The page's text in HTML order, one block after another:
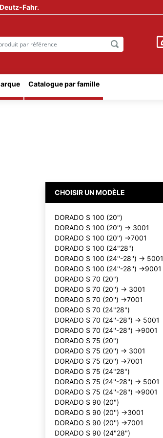
Fahr.
Catalogue par famille
CHOISIR UN MODÈLE
DORADO S 100 (20")
DORADO S 100 (20'') -> 3001
DORADO S 100 (20'') ->7001
DORADO S 100 (24"28")
DORADO S 100 (24''-28'') -> 5001
DORADO S 100 (24''-28'') ->9001
DORADO S 70 (20")
DORADO S 70 (20'') -> 3001
DORADO S 70 (20'') ->7001
DORADO S 70 (24"28")
DORADO S 70 (24''-28'') -> 5001
DORADO S 70 (24''-28'') ->9001
DORADO S 75 (20")
DORADO S 75 (20'') -> 3001
DORADO S 75 (20'') ->7001
DORADO S 75 (24"28")
DORADO S 75 (24''-28'') -> 5001
DORADO S 75 (24''-28'') ->9001
DORADO S 90 (20")
DORADO S 90 (20'') ->3001
DORADO S 90 (20'') ->7001
DORADO S 90 (24"28")